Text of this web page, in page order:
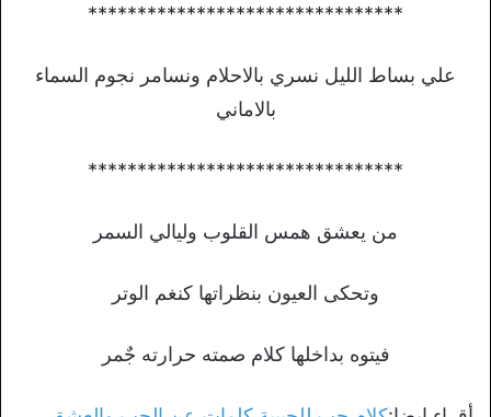
********************************
علي بساط الليل نسري بالاحلام ونسامر نجوم السماء
بالاماني
********************************
من يعشق همس القلوب وليالي السمر
وتحكى العيون بنظراتها كنغم الوتر
فيتوه بداخلها كلام صمته حرارته جٌمر